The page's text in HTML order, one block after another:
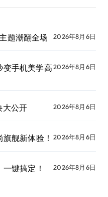
题潮翻全场 2026年8月6日
变手机美学高2026年8月6日
大公开 2026年8月6日
舰新体验！ 2026年8月6日
键搞定！ 2026年8月6日